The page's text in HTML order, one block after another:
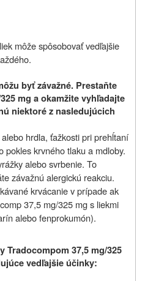
môže spôsobovať vedľajšie
byť závažné. Prestaňte
mg a okamžite vyhľadajte
niektoré z nasledujúcich
hrdla, ťažkosti pri prehĺtaní
pokles krvného tlaku a mdloby.
alebo svrbenie. To
závažnú alergickú reakciu.
krvácanie v prípade ak
37,5 mg/325 mg s liekmi
alebo fenprokumón).
Tradocompom 37,5 mg/325
vedľajšie účinky: